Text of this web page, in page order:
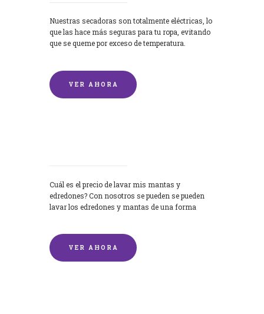
Nuestras secadoras son totalmente eléctricas, lo
que las hace más seguras para tu ropa, evitando
que se queme por exceso de temperatura.
VER AHORA
Cuál es el precio de lavar mis mantas y
edredones? Con nosotros se pueden se pueden
lavar los edredones y mantas de una forma
VER AHORA